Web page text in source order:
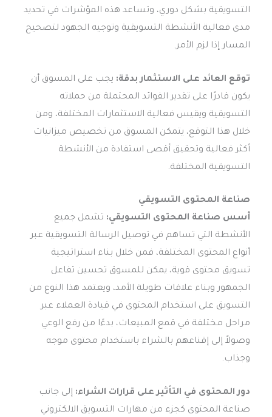
التسويقية بشكل دوري، وتساعد هذه المؤشرات في تحديد
مدى فعالية الأنشطة التسويقية وتوجيه الجهود لتصحيح
المسار إذا لزم الأمر.
توقع العائد على الاستثمار بدقة: يجب على المسوق أن
يكون قادرًا على تقدير الفوائد المحتملة من حملاته
التسويقية ويقيس فعالية الاستثمارات المختلفة، ومن
خلال هذا التوقع، يتمكن المسوق من تخصيص ميزانيات
أكثر فعالية وتحقيق أقصى استفادة من الأنشطة
التسويقية المختلفة.
صناعة المحتوى التسويقي
أسس صناعة المحتوى التسويقي: تشمل جميع
الأنشطة التي تساهم في توصيل الرسالة التسويقية عبر
أنواع المحتوى المختلفة، فمن خلال بناء استراتيجية
تسويق محتوى قوية، يمكن للمسوق تحسين تفاعل
الجمهور وبناء علاقات طويلة الأمد، ويعتمد هذا النوع من
التسويق على استخدام المحتوى في قيادة العملاء عبر
مراحل مختلفة في قمع المبيعات، بدءًا من رفع الوعي
وصولاً إلى إقناعهم بالشراء باستخدام محتوى موجه
وجذاب.
دور المحتوى في التأثير على قرارات الشراء: إلى جانب
صناعة المحتوى كجزء من مهارات التسويق الالكتروني